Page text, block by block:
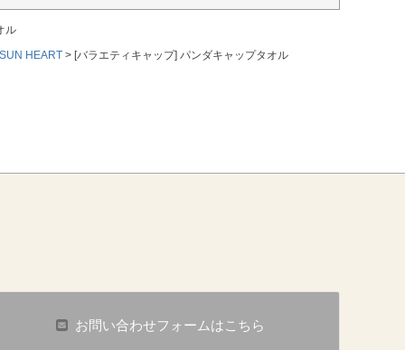
ル
HEART
[バラエティキャップ] パンダキャップタオル
お問い合わせフォームはこちら